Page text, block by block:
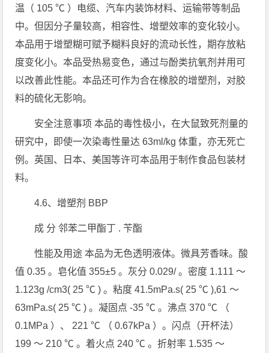
温（ 105 ℃ ）电缆、汽车内装饰材料、运输带等制品
中。但因分子量较高，相容性、增塑效率的变化较小。
本品用于增塑糊可赋予糊料良好的流动长性，期存放粘
度变化小。本品受热易变色，通过与酚类抗氧剂并用可
以改善此性能。本品还可作为合在橡胶的增塑剂，对胶
料的硫化无影响。
安全注意事项 本品的毒性极小，在大鼠致死剂量的
研究中，即使一次染毒性量达 63ml/kg 体重，亦无死亡
例。英国、日本、美国等许可本品用于制作食品包装材
料。
4.6、增塑剂 BBP
成 分 邻苯二甲酯丁 . 苄酯
性能及用途 本品为无色透明液体。微具芳香味。酸
值 0.35 。皂化值 355±5 。灰分 0.029/ 。密度 1.111 ～
1.123g /cm3( 25 ℃ ) 。粘度 41.5mPa.s( 25 ℃ ),61 ～
63mPa.s( 25 ℃ ) 。凝固点 -35 ℃ 。沸点 370 ℃ （
0.1MPa ）、 221 ℃ （ 0.67kPa ）。闪点（开杯法）
199 ～ 210 ℃ 。着火点 240 ℃ 。折射率 1.535 ～